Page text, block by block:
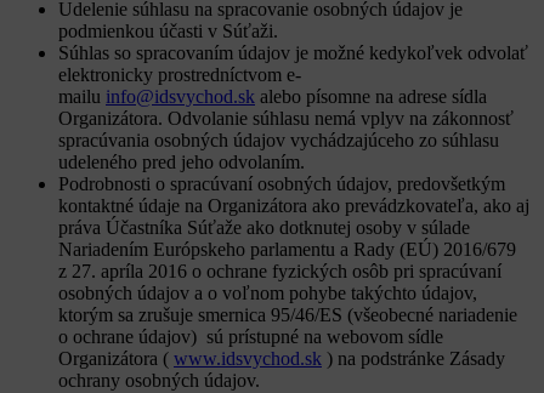
Udelenie súhlasu na spracovanie osobných údajov je
podmienkou účasti v Súťaži.
Súhlas so spracovaním údajov je možné kedykoľvek odvolať
elektronicky prostredníctvom e-
mailu info@idsvychod.sk alebo písomne na adrese sídla
Organizátora. Odvolanie súhlasu nemá vplyv na zákonnosť
spracúvania osobných údajov vychádzajúceho zo súhlasu
udeleného pred jeho odvolaním.
Podrobnosti o spracúvaní osobných údajov, predovšetkým
kontaktné údaje na Organizátora ako prevádzkovateľa, ako aj
práva Účastníka Súťaže ako dotknutej osoby v súlade
Nariadením Európskeho parlamentu a Rady (EÚ) 2016/679
z 27. apríla 2016 o ochrane fyzických osôb pri spracúvaní
osobných údajov a o voľnom pohybe takýchto údajov,
ktorým sa zrušuje smernica 95/46/ES (všeobecné nariadenie
o ochrane údajov) sú prístupné na webovom sídle
Organizátora ( www.idsvychod.sk ) na podstránke Zásady
ochrany osobných údajov.